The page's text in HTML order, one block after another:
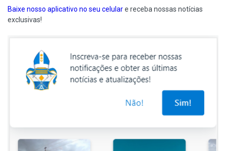
Baixe nosso aplicativo no seu celulare receba nossas notícias
exclusivas!